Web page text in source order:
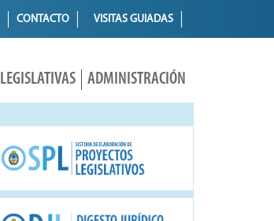
CONTACTO VISITAS GUIADAS
LEGISLATIVAS ADMINISTRACIÓN